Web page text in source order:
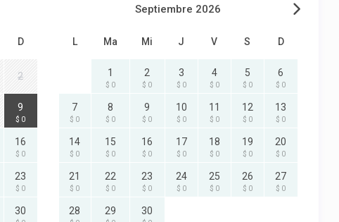
D
2
9
$ 0
16
$ 0
23
$ 0
30
Septiembre 2026
L Ma Mi J V S D
1
$ 0
2
$ 0
3
$ 0
4
$ 0
5
$ 0
6
$ 0
7
$ 0
8
$ 0
9
$ 0
10
$ 0
11
$ 0
12
$ 0
13
$ 0
14
$ 0
15
$ 0
16
$ 0
17
$ 0
18
$ 0
19
$ 0
20
$ 0
21
$ 0
22
$ 0
23
$ 0
24
$ 0
25
$ 0
26
$ 0
27
$ 0
28 29 30